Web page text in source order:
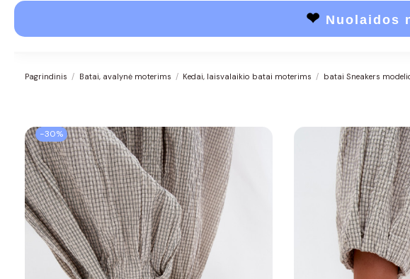
❤ Nuolaidos
Pagrindinis Batai, avalynė moterims Kedai, laisvalaikio batai moterims batai Sneakers
−30%